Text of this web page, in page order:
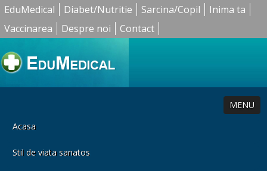
EduMedical Diabet/Nutritie Sarcina/Copil
Inima ta
Vaccinarea
Despre noi Contact
MENU
Acasa
Stil de viata sanatos